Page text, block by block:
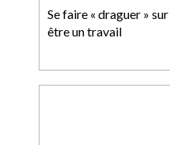
Se faire « draguer »
être un travail